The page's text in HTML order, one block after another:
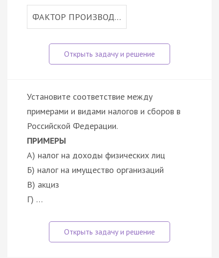
ФАКТОР ПРОИЗВОД…
Установите соответствие между
примерами и видами налогов и сборов в
Российской Федерации.
ПРИМЕРЫ
А) налог на доходы физических лиц
Б) налог на имущество организаций
В) акциз
Г) …